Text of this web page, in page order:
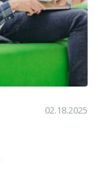
02.18.2025